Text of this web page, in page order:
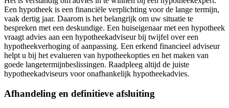
Een hypotheek is een financiële verplichting voor de lange termijn,
vaak dertig jaar. Daarom is het belangrijk om uw situatie te
bespreken met een deskundige. Een huiseigenaar met een hypotheek
vraagt advies aan een hypotheekadviseur bij twijfel over een
hypotheekverhoging of aanpassing. Een erkend financieel adviseur
helpt u bij het evalueren van hypotheekopties en het maken van
goede langetermijnbeslissingen. Raadpleeg altijd de juiste
hypotheekadviseurs voor onafhankelijk hypotheekadvies.
Afhandeling en definitieve afsluiting